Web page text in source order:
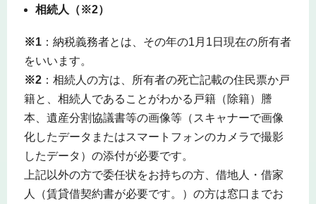
相続人（※2）
※1：納税義務者とは、その年の1月1日現在の所有者
をいいます。
※2：相続人の方は、所有者の死亡記載の住民票か戸
籍と、相続人であることがわかる戸籍（除籍）謄
本、遺産分割協議書等の画像等（スキャナーで画像
化したデータまたはスマートフォンのカメラで撮影
したデータ）の添付が必要です。
上記以外の方で委任状をお持ちの方、借地人・借家
人（賃貸借契約書が必要です。）の方は窓口までお